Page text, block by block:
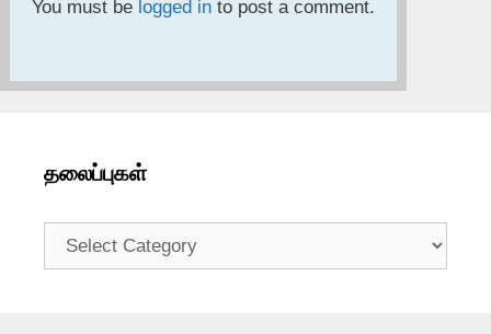
You must be logged in to post a comment.
தலைப்புகள்
தலைப்புகள்